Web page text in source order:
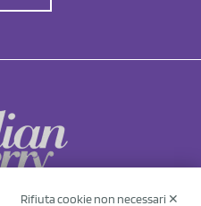
Rifiuta cookie non necessari ✕